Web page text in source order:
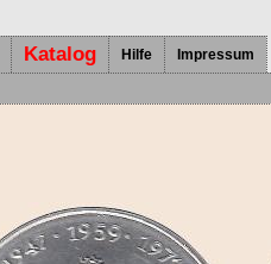
Katalog Hilfe Impressum